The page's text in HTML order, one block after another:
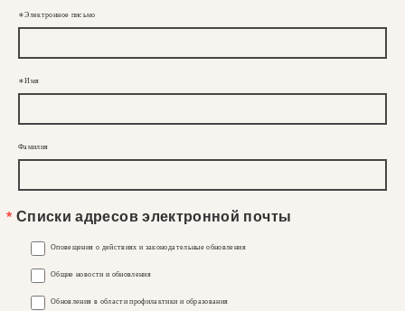
Электронное письмо
Имя
Фамилия
Списки адресов электронной почты
Оповещения о действиях и законодательные обновления
Общие новости и обновления
Обновления в области профилактики и образования